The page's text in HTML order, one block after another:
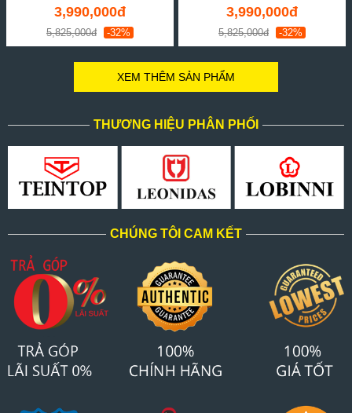
3,990,000đ
5,825,000đ -32%
3,990,000đ
5,825,000đ -32%
XEM THÊM SẢN PHẨM
THƯƠNG HIỆU PHÂN PHỐI
CHÚNG TÔI CAM KẾT